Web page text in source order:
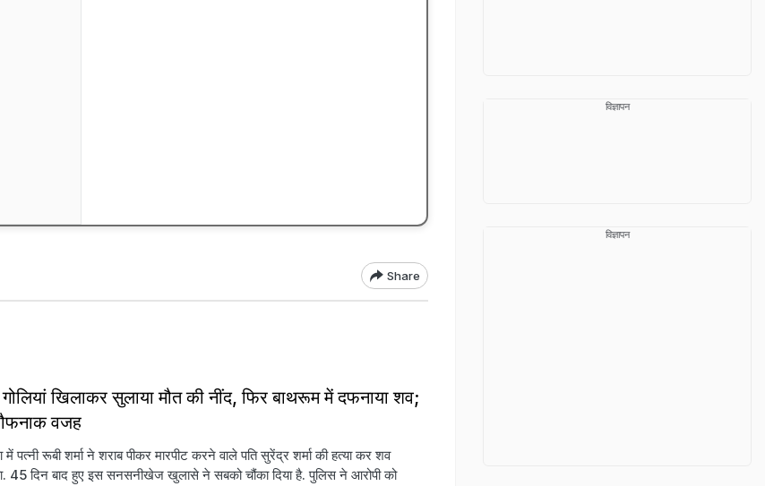
Share
खिलाकर सुलाया मौत की नींद, फिर बाथरूम में दफनाया शव;
वजह
पत्नी रूबी शर्मा ने शराब पीकर मारपीट करने वाले पति सुरेंद्र शर्मा की हत्या कर शव
45 दिन बाद हुए इस सनसनीखेज खुलासे ने सबको चौंका दिया है. पुलिस ने आरोपी को
विज्ञापन
विज्ञापन